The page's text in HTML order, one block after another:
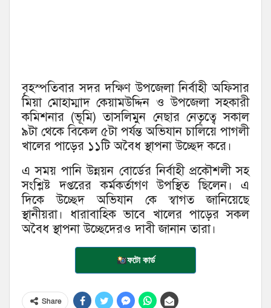
বৃহস্পতিবার সদর দক্ষিণ উপজেলা নির্বাহী অফিসার
মিয়া মোহাম্মাদ কেয়ামউদ্দিন ও উপজেলা সহকারী
কমিশনার (ভূমি) তাসলিমুন নেছার নেতৃত্বে সকাল
৯টা থেকে বিকেল ৫টা পর্যন্ত অভিযান চালিয়ে পাগলী
খালের পাড়ের ১১টি অবৈধ স্থাপনা উচ্ছেদ করে।
এ সময় পানি উন্নয়ন বোর্ডের নির্বাহী প্রকৌশলী সহ
সংশ্লিষ্ট দপ্তরের কর্মকর্তাগণ উপস্থিত ছিলেন। এ
দিকে উচ্ছেদ অভিযান কে স্বাগত জানিয়েছে
স্থানীয়রা। ধারাবাহিক ভাবে খালের পাড়ের সকল
অবৈধ স্থাপনা উচ্ছেদেরও দাবী জানান তারা।
ফটো কার্ড
Share